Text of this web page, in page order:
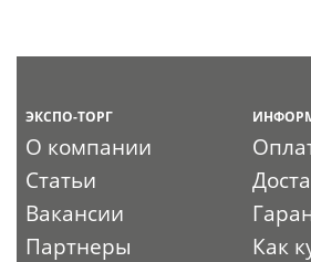
ЭКСПО-ТОРГ
О компании
Статьи
Вакансии
Партнеры
Как